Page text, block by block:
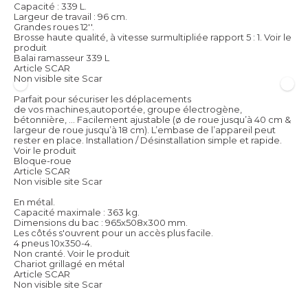
Capacité : 339 L.
Largeur de travail : 96 cm.
Grandes roues 12''.
Brosse haute qualité, à vitesse surmultipliée rapport 5 : 1. Voir le
produit
Balai ramasseur 339 L
Article SCAR
Non visible site Scar
Parfait pour sécuriser les déplacements
de vos machines,autoportée, groupe électrogène,
bétonnière, ... Facilement ajustable (ø de roue jusqu’à 40 cm &
largeur de roue jusqu’à 18 cm). L’embase de l’appareil peut
rester en place. Installation / Désinstallation simple et rapide.
Voir le produit
Bloque-roue
Article SCAR
Non visible site Scar
En métal.
Capacité maximale : 363 kg.
Dimensions du bac : 965x508x300 mm.
Les côtés s'ouvrent pour un accès plus facile.
4 pneus 10x350-4.
Non cranté. Voir le produit
Chariot grillagé en métal
Article SCAR
Non visible site Scar